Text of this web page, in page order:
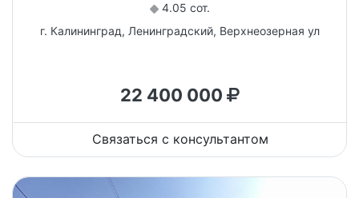
4.05 сот.
г. Калининград, Ленинградский, Верхнеозерная ул
22 400 000
Связаться с консультантом